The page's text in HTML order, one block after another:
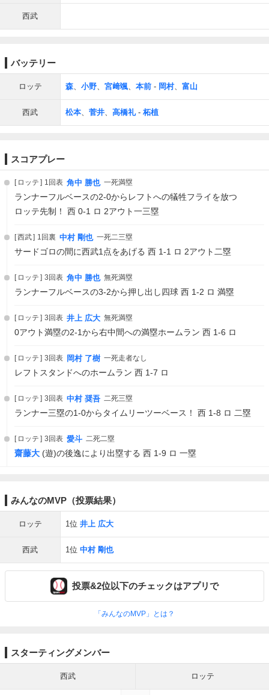
西武
バッテリー
ロッテ 森、 小野、 宮﨑颯、 本前 - 岡村、 富山
西武 松本、 菅井、 高橋礼- 柘植
スコアプレー
ロッテ 1回表 角中 勝也 一死満塁
ランナーフルベースの2-0からレフトへの犠牲フライを放つ
ロッテ先制！ 西 0-1 ロ 2アウト一三塁
西武 1回裏 中村 剛也 一死二三塁
サードゴロの間に西武1点をあげる 西 1-1 ロ 2アウト二塁
ロッテ 3回表 角中 勝也 無死満塁
ランナーフルベースの3-2から押し出し四球 西 1-2 ロ 満塁
ロッテ 3回表 井上 広大 無死満塁
0アウト満塁の2-1から右中間への満塁ホームラン 西 1-6 ロ
ロッテ 3回表 岡村 了樹 一死走者なし
レフトスタンドへのホームラン 西 1-7 ロ
ロッテ 3回表 中村 奨吾 二死三塁
ランナー三塁の1-0からタイムリーツーベース！ 西 1-8 ロ 二塁
ロッテ 3回表 愛斗 二死二塁
齋藤大 (遊)の後逸により出塁する 西 1-9 ロ 一塁
みんなのMVP（投票結果）
ロッテ 1位 井上 広大
西武 1位 中村 剛也
投票&2位以下のチェックはアプリで
「みんなのMVP」とは？
スターティングメンバー
西武 ロッテ